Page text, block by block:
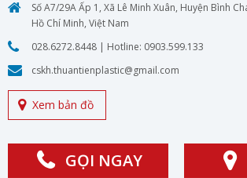
Số A7/29A Ấp 1, Xã Lê Minh Xuân, Huyện Bình
Hồ Chí Minh, Việt Nam
028.6272.8448 | Hotline: 0903.599.133
cskh.thuantienplastic@gmail.com
Xem bản đồ
GỌI NGAY